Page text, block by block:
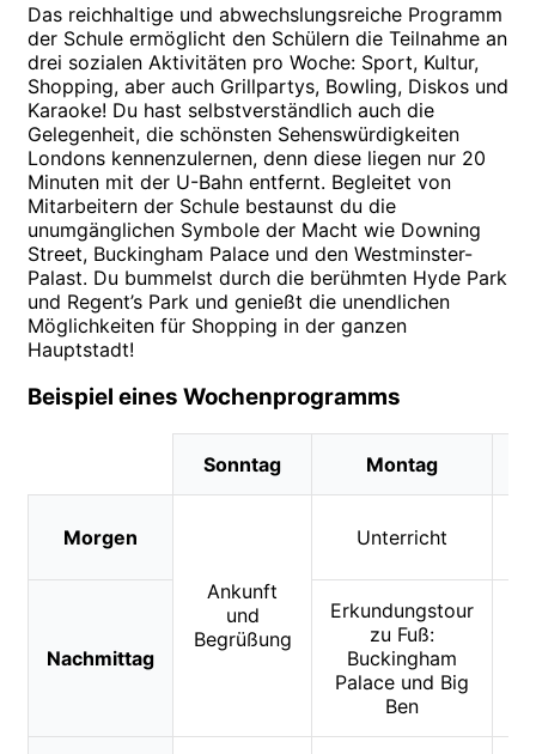
Das reichhaltige und abwechslungsreiche Programm
der Schule ermöglicht den Schülern die Teilnahme an
drei sozialen Aktivitäten pro Woche: Sport, Kultur,
Shopping, aber auch Grillpartys, Bowling, Diskos und
Karaoke! Du hast selbstverständlich auch die
Gelegenheit, die schönsten Sehenswürdigkeiten
Londons kennenzulernen, denn diese liegen nur 20
Minuten mit der U-Bahn entfernt. Begleitet von
Mitarbeitern der Schule bestaunst du die
unumgänglichen Symbole der Macht wie Downing
Street, Buckingham Palace und den Westminster-
Palast. Du bummelst durch die berühmten Hyde Park
und Regent’s Park und genießt die unendlichen
Möglichkeiten für Shopping in der ganzen
Hauptstadt!
Beispiel eines Wochenprogramms
Sonntag Montag
Morgen
Ankunft
und
Begrüßung
Unterricht
Nachmittag
Erkundungstour
zu Fuß:
Buckingham
Palace und Big
Ben